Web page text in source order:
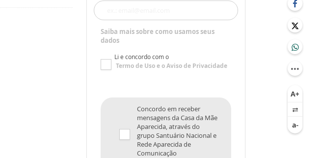
Saiba mais sobre como usamos seus
dados
Li e concordo com o
Termo de Usoe oAviso de Privacidade
Concordo em receber
mensagens da Casa da Mãe
Aparecida, através do
grupo Santuário Nacional e
Rede Aparecida de
Comunicação